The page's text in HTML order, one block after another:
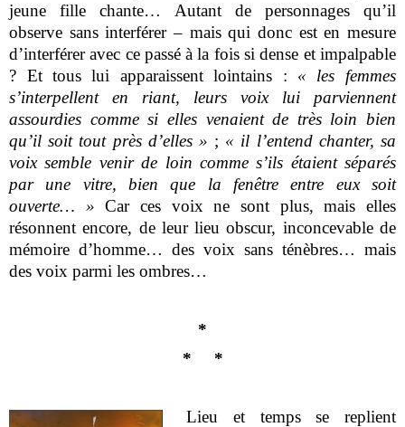
jeune fille chante… Autant de personnages qu’il
observe sans interférer – mais qui donc est en mesure
d’interférer avec ce passé à la fois si dense et impalpable
? Et tous lui apparaissent lointains : « les femmes
s’interpellent en riant, leurs voix lui parviennent
assourdies comme si elles venaient de très loin bien
qu’il soit tout près d’elles » ; « il l’entend chanter, sa
voix semble venir de loin comme s’ils étaient séparés
par une vitre, bien que la fenêtre entre eux soit
ouverte… » Car ces voix ne sont plus, mais elles
résonnent encore, de leur lieu obscur, inconcevable de
mémoire d’homme… des voix sans ténèbres… mais
des voix parmi les ombres…
*
*
*
Lieu et temps se replient